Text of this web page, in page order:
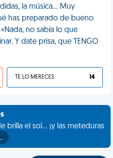
la música... Muy
has preparado de bueno
no sabía lo que
Y date prisa, que TENGO
TE LO MERECES 14
brilla el sol... ¡y las meteduras